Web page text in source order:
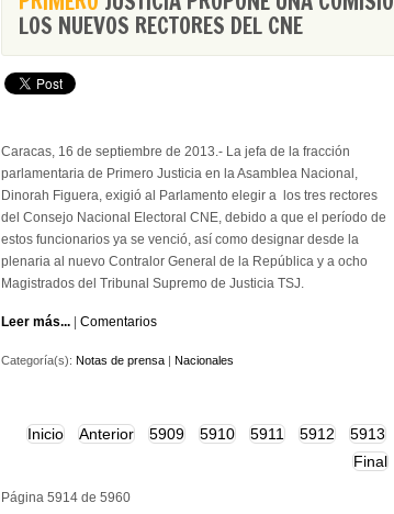
LOS NUEVOS RECTORES DEL CNE
Caracas, 16 de septiembre de 2013.- La jefa de la fracción
parlamentaria de Primero Justicia en la Asamblea Nacional,
Dinorah Figuera, exigió al Parlamento elegir a los tres rectores
del Consejo Nacional Electoral CNE, debido a que el período de
estos funcionarios ya se venció, así como designar desde la
plenaria al nuevo Contralor General de la República y a ocho
Magistrados del Tribunal Supremo de Justicia TSJ.
Leer más... Comentarios
Categoría(s): Notas de prensa | Nacionales
Inicio Anterior 5909 5910 5911 5912 5913
Final
Página 5914 de 5960